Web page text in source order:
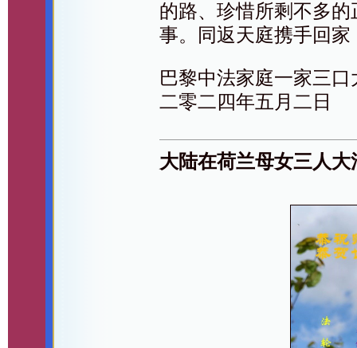
的路、珍惜所剩不多
事。同返天庭携手回
巴黎中法家庭一家三
二零二四年五月二日
大陆在荷兰母女三人